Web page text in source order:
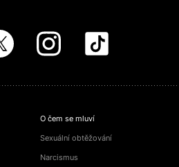
O čem se mluví
Sexuální obtěžování
Narcismus